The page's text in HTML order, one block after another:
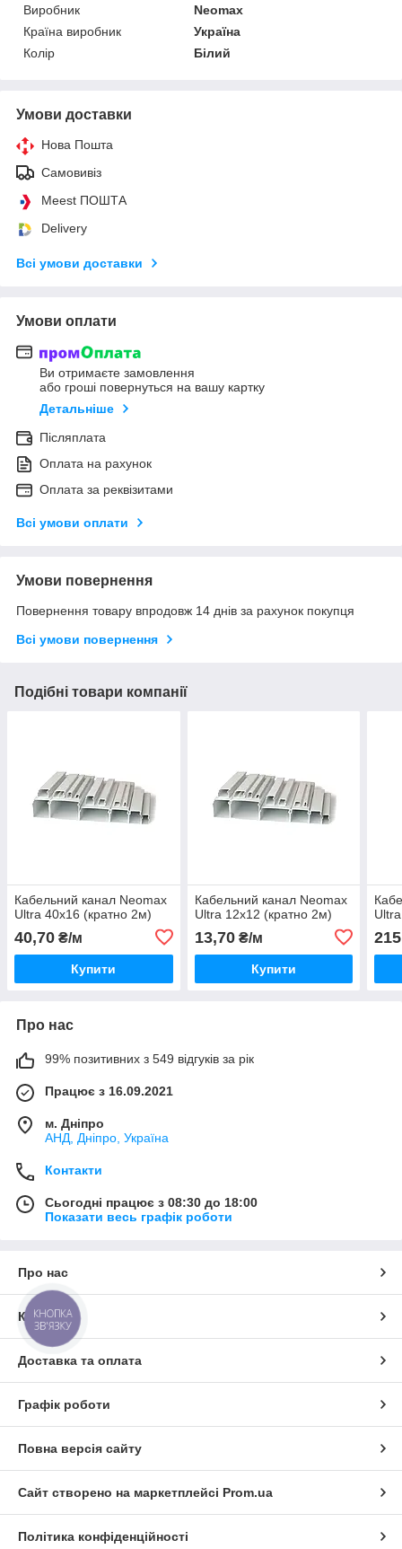
Виробник
Neomax
Країна виробник
Україна
Колір
Білий
Умови доставки
Нова Пошта
Самовивіз
Meest ПОШТА
Delivery
Всі умови доставки
Умови оплати
Ви отримаєте замовлення
або гроші повернуться на вашу картку
Детальніше
Післяплата
Оплата на рахунок
Оплата за реквізитами
Всі умови оплати
Умови повернення
Повернення товару впродовж 14 днів за рахунок покупця
Всі умови повернення
Подібні товари компанії
Кабельний канал Neomax
Ultra 40х16 (кратно 2м)
40,70 ₴/м
Купити
Кабельний канал Neomax
Ultra 12х12 (кратно 2м)
13,70₴/м
Купити
Про нас
99% позитивних з 549 відгуків за рік
Працює з 16.09.2021
м. Дніпро
АНД, Дніпро, Україна
Контакти
Сьогодні працює з 08:30 до 18:00
Показати весь графік роботи
Про нас
Контакти
Доставка та оплата
Графік роботи
Повна версія сайту
Сайт створено на маркетплейсі Prom.ua
Політика конфіденційності
КНОПКА
ЗВ'ЯЗКУ